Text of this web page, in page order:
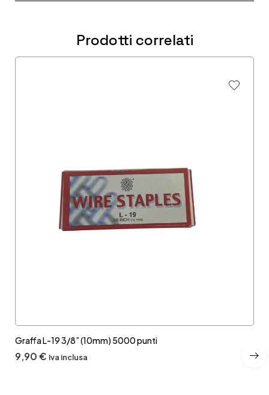
Prodotti correlati
Graffa L-19 3/8” (10mm) 5000 punti
9,90€ Iva inclusa